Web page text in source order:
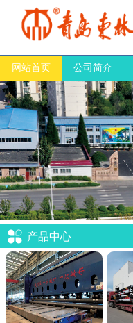
网站首页 公司简介
产品中心